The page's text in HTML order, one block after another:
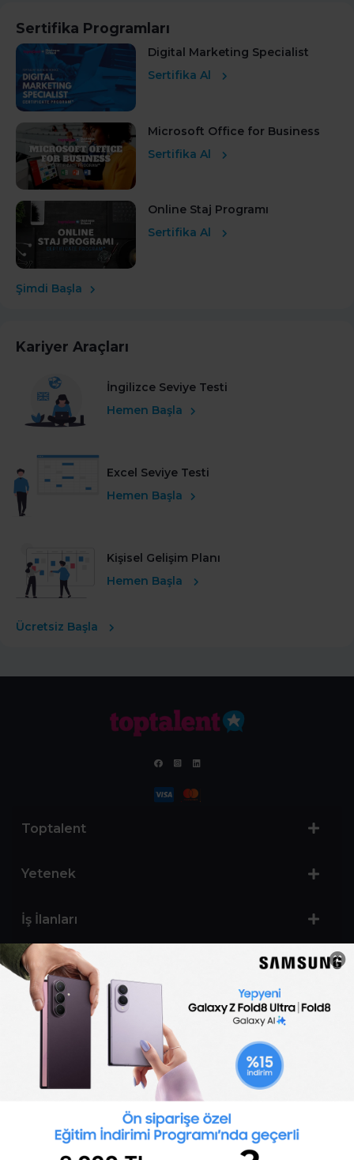
Sertifika Programları
Digital Marketing Specialist
Sertifika Al
Microsoft Office for Business
Sertifika Al
Online Staj Programı
Sertifika Al
Şimdi Başla
Kariyer Araçları
İngilizce Seviye Testi
Hemen Başla
Excel Seviye Testi
Hemen Başla
Kişisel Gelişim Planı
Hemen Başla
Ücretsiz Başla
Toptalent
Yetenek
İş İlanları
Sertifika Programları
Yetenek Testleri